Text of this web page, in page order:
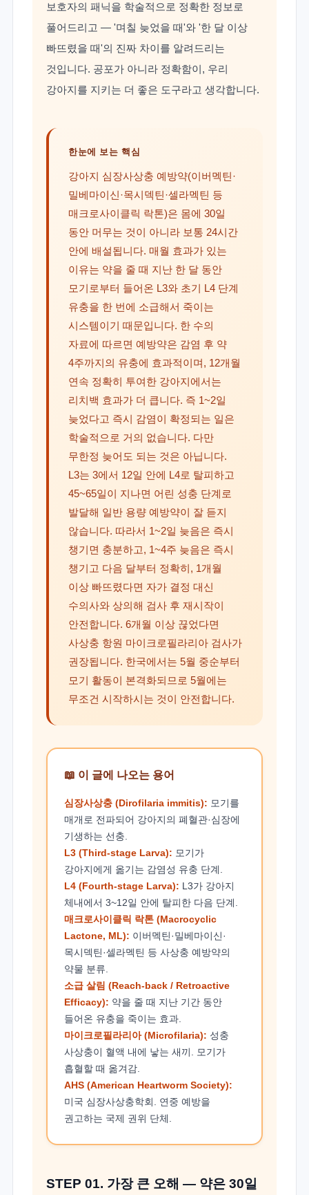
보호자의 패닉을 학술적으로 정확한 정보로
풀어드리고 — '며칠 늦었을 때'와 '한 달 이상
빠뜨렸을 때'의 진짜 차이를 알려드리는
것입니다. 공포가 아니라 정확함이, 우리
강아지를 지키는 더 좋은 도구라고 생각합니다.
한눈에 보는 핵심
강아지 심장사상충 예방약(이버멕틴·
밀베마이신·목시덱틴·셀라멕틴 등
매크로사이클릭 락톤)은 몸에 30일
동안 머무는 것이 아니라 보통 24시간
안에 배설됩니다. 매월 효과가 있는
이유는 약을 줄 때 지난 한 달 동안
모기로부터 들어온 L3와 초기 L4 단계
유충을 한 번에 소급해서 죽이는
시스템이기 때문입니다. 한 수의
자료에 따르면 예방약은 감염 후 약
4주까지의 유충에 효과적이며, 12개월
연속 정확히 투여한 강아지에서는
리치백 효과가 더 큽니다. 즉 1~2일
늦었다고 즉시 감염이 확정되는 일은
학술적으로 거의 없습니다. 다만
무한정 늦어도 되는 것은 아닙니다.
L3는 3에서 12일 안에 L4로 탈피하고
45~65일이 지나면 어린 성충 단계로
발달해 일반 용량 예방약이 잘 듣지
않습니다. 따라서 1~2일 늦음은 즉시
챙기면 충분하고, 1~4주 늦음은 즉시
챙기고 다음 달부터 정확히, 1개월
이상 빠뜨렸다면 자가 결정 대신
수의사와 상의해 검사 후 재시작이
안전합니다. 6개월 이상 끊었다면
사상충 항원 마이크로필라리아 검사가
권장됩니다. 한국에서는 5월 중순부터
모기 활동이 본격화되므로 5월에는
무조건 시작하시는 것이 안전합니다.
📖 이 글에 나오는 용어
심장사상충 (Dirofilaria immitis): 모기를
매개로 전파되어 강아지의 폐혈관·심장에
기생하는 선충.
L3 (Third-stage Larva): 모기가
강아지에게 옮기는 감염성 유충 단계.
L4 (Fourth-stage Larva): L3가 강아지
체내에서 3~12일 안에 탈피한 다음 단계.
매크로사이클릭 락톤 (Macrocyclic
Lactone, ML): 이버멕틴·밀베마이신·
목시덱틴·셀라멕틴 등 사상충 예방약의
약물 분류.
소급 살림 (Reach-back / Retroactive
Efficacy): 약을 줄 때 지난 기간 동안
들어온 유충을 죽이는 효과.
마이크로필라리아 (Microfilaria): 성충
사상충이 혈액 내에 낳는 새끼. 모기가
흡혈할 때 옮겨감.
AHS (American Heartworm Society):
미국 심장사상충학회. 연중 예방을
권고하는 국제 권위 단체.
STEP 01. 가장 큰 오해 — 약은 30일